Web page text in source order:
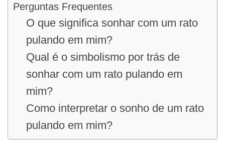
Perguntas Frequentes
O que significa sonhar com um rato
pulando em mim?
Qual é o simbolismo por trás de
sonhar com um rato pulando em
mim?
Como interpretar o sonho de um rato
pulando em mim?